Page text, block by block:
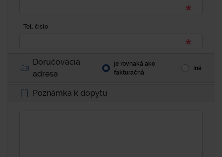
Tel. číslo
Doručovacia
adresa
je rovnaká ako
fakturačná
Iná
Poznámka k dopytu